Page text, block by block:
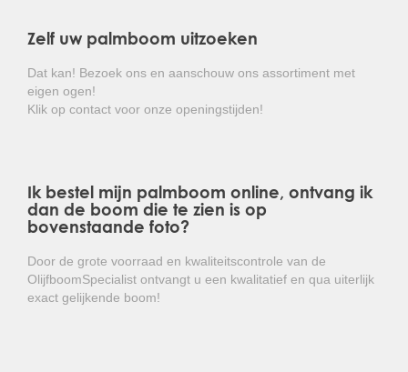
Trachycarpus wagnerianus de taaiste palm die er is.
Alle Trachycarpus wagnerianus palmen uit het assortiment
van de Olijfboomspecialist zijn veldgekweekt, en
grootgebracht in een landklimaat. Verwar onze kwaliteit niet
voor plaatsing in ons klimaat.
Zelf uw palmboom uitzoeken
Dat kan! Bezoek ons en aanschouw ons assortiment met
eigen ogen!
Klik op contact voor onze openingstijden!
Ik bestel mijn palmboom online, ontvang ik
dan de boom die te zien is op
bovenstaande foto?
Door de grote voorraad en kwaliteitscontrole van de
OlijfboomSpecialist ontvangt u een kwalitatief en qua uiterlijk
exact gelijkende boom!